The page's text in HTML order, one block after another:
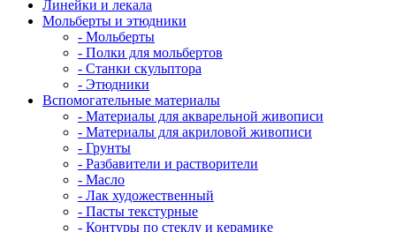
Линейки и лекала
Мольберты и этюдники
- Мольберты
- Полки для мольбертов
- Станки скульптора
- Этюдники
Вспомогательные материалы
- Материалы для акварельной живописи
- Материалы для акриловой живописи
- Грунты
- Разбавители и растворители
- Масло
- Лак художественный
- Пасты текстурные
- Контуры по стеклу и керамике